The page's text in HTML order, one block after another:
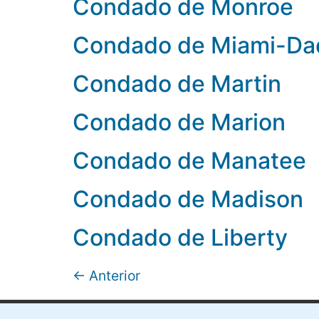
Condado de Monroe
Condado de Miami-
Condado de Martin
Condado de Marion
Condado de Manatee
Condado de Madison
Condado de Liberty
← Anterior